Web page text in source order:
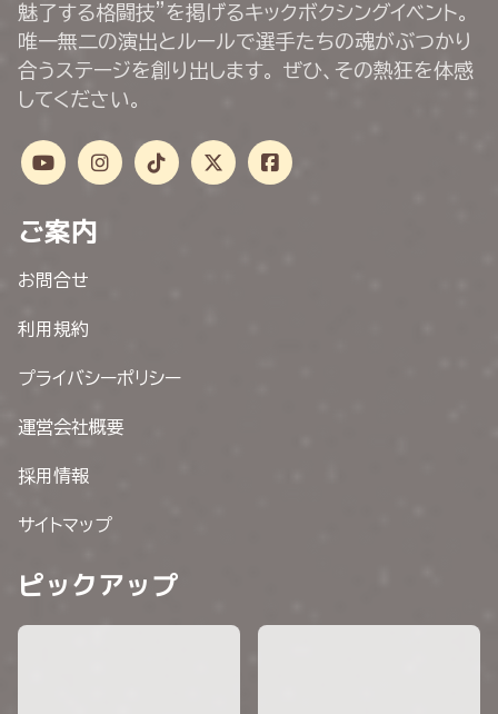
魅了する格闘技”を掲げるキックボクシングイベント。
唯一無二の演出とルールで選手たちの魂がぶつかり
合うステージを創り出します。 ぜひ、その熱狂を体感
してください。
ご案内
お問合せ
利用規約
プライバシーポリシー
運営会社概要
採用情報
サイトマップ
ピックアップ